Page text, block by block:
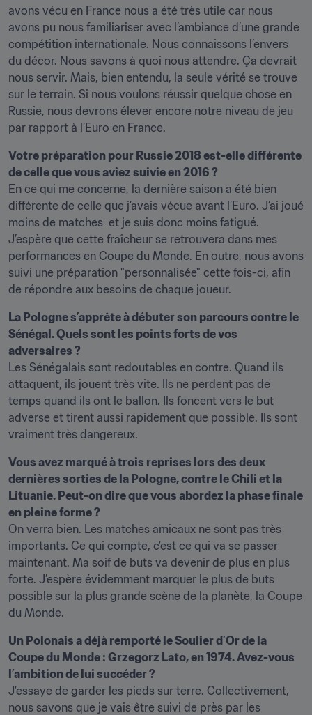
avons vécu en France nous a été très utile car nous
avons pu nous familiariser avec l’ambiance d’une grande
compétition internationale. Nous connaissons l’envers
du décor. Nous savons à quoi nous attendre. Ça devrait
nous servir. Mais, bien entendu, la seule vérité se trouve
sur le terrain. Si nous voulons réussir quelque chose en
Russie, nous devrons élever encore notre niveau de jeu
par rapport à l’Euro en France.
Votre préparation pour Russie 2018 est-elle différente
de celle que vous aviez suivie en 2016 ?
En ce qui me concerne, la dernière saison a été bien
différente de celle que j’avais vécue avant l’Euro. J’ai joué
moins de matches  et je suis donc moins fatigué.
J’espère que cette fraîcheur se retrouvera dans mes
performances en Coupe du Monde. En outre, nous avons
suivi une préparation "personnalisée" cette fois-ci, afin
de répondre aux besoins de chaque joueur.
La Pologne s’apprête à débuter son parcours contre le
Sénégal. Quels sont les points forts de vos
adversaires ?
Les Sénégalais sont redoutables en contre. Quand ils
attaquent, ils jouent très vite. Ils ne perdent pas de
temps quand ils ont le ballon. Ils foncent vers le but
adverse et tirent aussi rapidement que possible. Ils sont
vraiment très dangereux.
Vous avez marqué à trois reprises lors des deux
dernières sorties de la Pologne, contre le Chili et la
Lituanie. Peut-on dire que vous abordez la phase finale
en pleine forme ?
On verra bien. Les matches amicaux ne sont pas très
importants. Ce qui compte, c’est ce qui va se passer
maintenant. Ma soif de buts va devenir de plus en plus
forte. J’espère évidemment marquer le plus de buts
possible sur la plus grande scène de la planète, la Coupe
du Monde.
Un Polonais a déjà remporté le Soulier d’Or de la
Coupe du Monde : Grzegorz Lato, en 1974. Avez-vous
l’ambition de lui succéder ?
J’essaye de garder les pieds sur terre. Collectivement,
nous savons que je vais être suivi de près par les